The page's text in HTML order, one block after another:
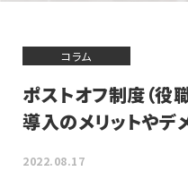
コラム
ポストオフ制度（役
導入のメリットやデ
2022.08.17